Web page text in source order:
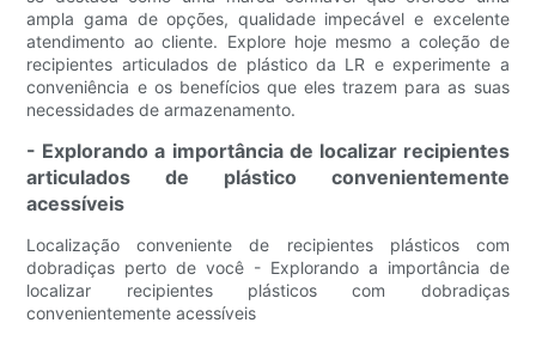
ampla gama de opções, qualidade impecável e excelente
atendimento ao cliente. Explore hoje mesmo a coleção de
recipientes articulados de plástico da LR e experimente a
conveniência e os benefícios que eles trazem para as suas
necessidades de armazenamento.
- Explorando a importância de localizar recipientes
articulados de plástico convenientemente
acessíveis
Localização conveniente de recipientes plásticos com
dobradiças perto de você - Explorando a importância de
localizar recipientes plásticos com dobradiças
convenientemente acessíveis